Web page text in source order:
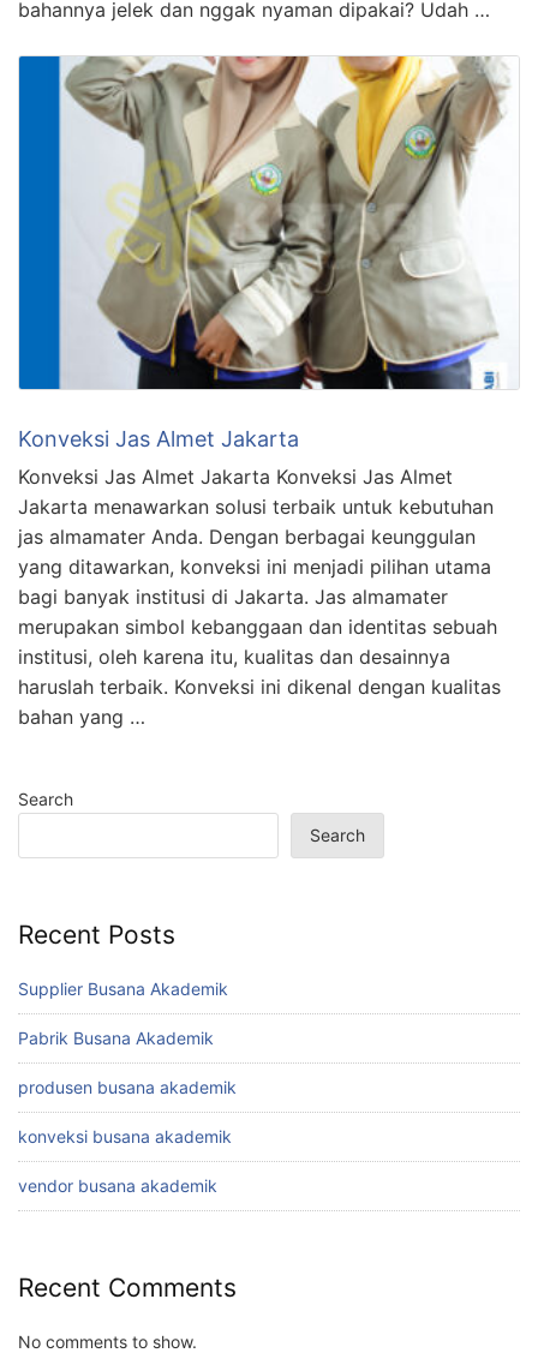
bahannya jelek dan nggak nyaman dipakai? Udah …
Konveksi Jas Almet Jakarta
Konveksi Jas Almet Jakarta Konveksi Jas Almet
Jakarta menawarkan solusi terbaik untuk kebutuhan
jas almamater Anda. Dengan berbagai keunggulan
yang ditawarkan, konveksi ini menjadi pilihan utama
bagi banyak institusi di Jakarta. Jas almamater
merupakan simbol kebanggaan dan identitas sebuah
institusi, oleh karena itu, kualitas dan desainnya
haruslah terbaik. Konveksi ini dikenal dengan kualitas
bahan yang …
Search
Search
Recent Posts
Supplier Busana Akademik
Pabrik Busana Akademik
produsen busana akademik
konveksi busana akademik
vendor busana akademik
Recent Comments
No comments to show.